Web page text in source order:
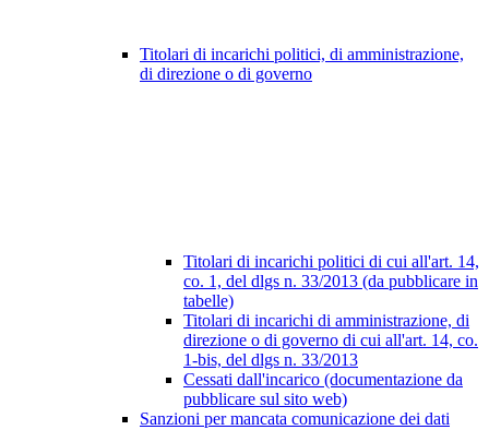
Titolari di incarichi politici, di amministrazione,
di direzione o di governo
Titolari di incarichi politici di cui all'art. 14,
co. 1, del dlgs n. 33/2013 (da pubblicare in
tabelle)
Titolari di incarichi di amministrazione, di
direzione o di governo di cui all'art. 14, co.
1-bis, del dlgs n. 33/2013
Cessati dall'incarico (documentazione da
pubblicare sul sito web)
Sanzioni per mancata comunicazione dei dati